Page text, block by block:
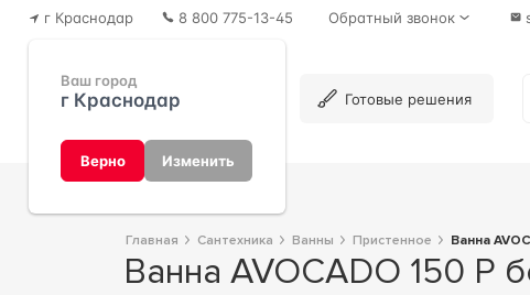
г Краснодар
Ваш город
г Краснодар
Верно Изменить
8 800 775-13-45 Обратный звонок
Готовые решения
Главная Сантехника Ванны Пристенное Ванна
Ванна AVOCADO 150